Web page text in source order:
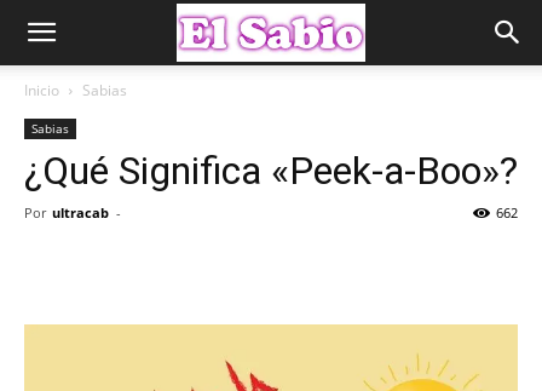
Inicio Sabias
Sabias
¿Qué Significa «Peek-a-Boo»?
Por ultracab - 662